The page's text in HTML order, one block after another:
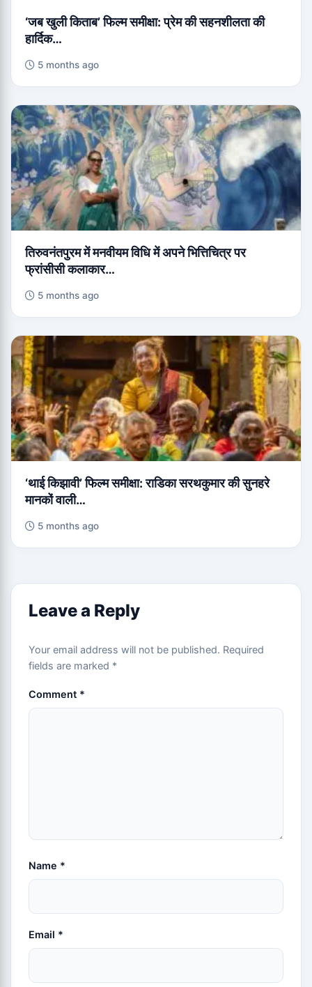
‘जब खुली किताब’ फिल्म समीक्षा: प्रेम की सहनशीलता की
हार्दिक…
5 months ago
तिरुवनंतपुरम में मनवीयम विधि में अपने भित्तिचित्र पर
फ्रांसीसी कलाकार…
5 months ago
‘थाई किझावी’ फिल्म समीक्षा: राडिका सरथकुमार की सुनहरे
मानकों वाली…
5 months ago
Leave a Reply
Your email address will not be published. Required
fields are marked *
Comment *
Name *
Email *